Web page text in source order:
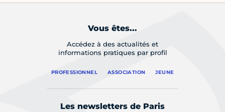
Vous êtes...
Accédez à des actualités et
informations pratiques par profil
PROFESSIONNEL ASSOCIATION JEUNE
Les newsletters de Paris